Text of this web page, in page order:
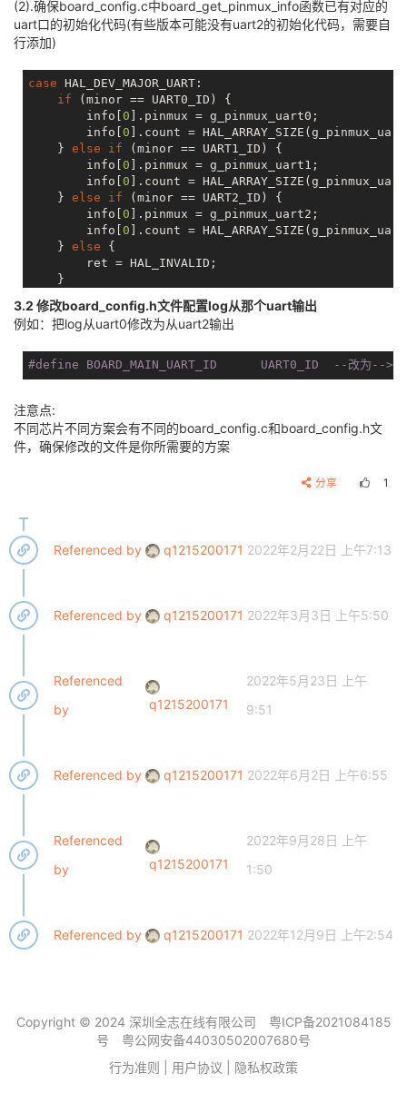
(2).确保board_config.c中board_get_pinmux_info函数已有对应的
uart口的初始化代码(有些版本可能没有uart2的初始化代码，需要自
行添加)
case HAL_DEV_MAJOR_UART:
if (minor == UART0_ID) {
        info[
0 ].pinmux = g_pinmux_uart0;
        info[
0 ].count =
    }
else if (minor == UART1_ID) {
        info[
0 ].pinmux = g_pinmux_uart1;
        info[
0 ].count =
    }
else if (minor == UART2_ID) {
        info[
0 ].pinmux = g_pinmux_uart2;
        info[
0 ].count =
    }
else {
        ret = HAL_INVALID;
    }
break
3.2 修改board_config.h文件配置log从那个uart输出
例如：把log从uart0修改为从uart2输出
#define BOARD_MAIN_UART_ID      UART0_ID  --改为-->
注意点:
不同芯片不同方案会有不同的board_config.c和board_config.h文
件，确保修改的文件是你所需要的方案
分享 1
Referenced by q1215200171 2022年2月22日 上午7:13
Referenced by q1215200171 2022年3月3日 上午5:50
Referenced
by
q1215200171
2022年5月23日 上午
9:51
Referenced by q1215200171 2022年6月2日 上午6:55
Referenced
by
q1215200171
2022年9月28日 上午
1:50
Referenced by q1215200171 2022年12月9日 上午2:54
Copyright © 2024 深圳全志在线有限公司
粤ICP备2021084185
号
粤公网安备44030502007680号
行为准则
用户协议 隐私权政策